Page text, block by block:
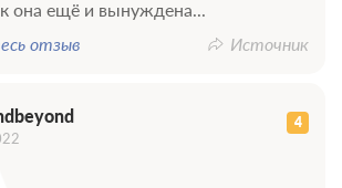
2 местный 2 комнатный
лечение
она ещё и вынуждена...
отзыв
Источник
4